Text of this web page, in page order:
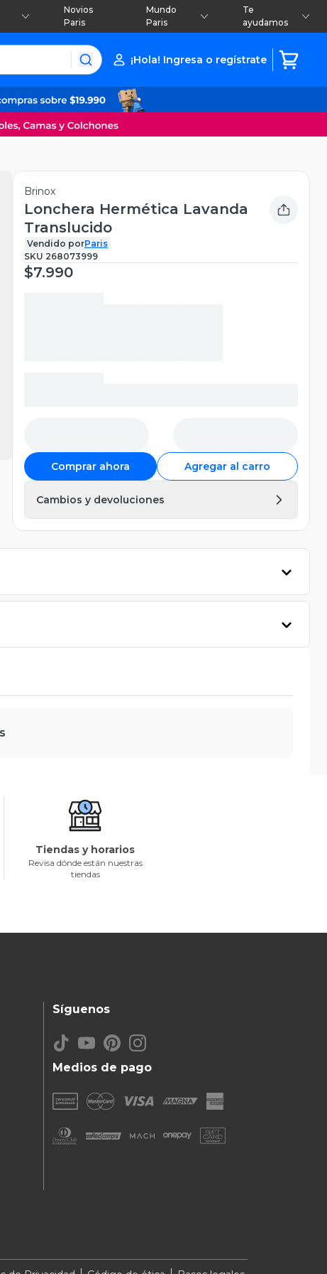
Novios
Paris
Mundo
Paris
Te
ayudamos
¡Hola! Ingresa o regístrate
Brinox
Lonchera Hermética Lavanda
Translucido
Vendido porParis
SKU 268073999
$7.990
Comprar ahora Agregar al carro
Cambios y devoluciones
Tiendas y horarios
Revisa dónde están nuestras
tiendas
Medios de pago
Síguenos